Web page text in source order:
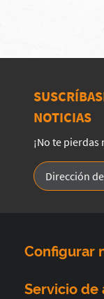
NOTICIAS
¡No te
Configurar
Servicio de